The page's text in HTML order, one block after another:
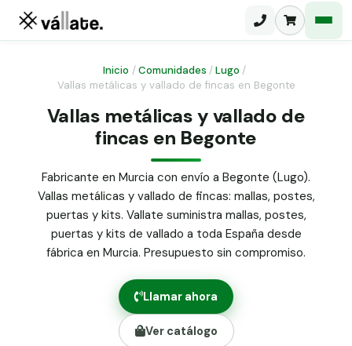
Malla ganadera
Malla simple torsión
Malla triple torsión
Panel malla H.
Puerta abatible dos hojas
Puerta acceso peatonal
Poste malla Hércules
Poste malla simple torsión
Alambre de espino galvanizado
Alambre liso galvanizado
Malla ocultación 70 g/m² verde
Abrazadera PVC malla H.
Inicio /Comunidades /Lugo /
Vallas metálicas y vallado de fincas en Begonte
Vallas metálicas y vallado de
fincas en Begonte
Fabricante en Murcia con envío a Begonte (Lugo).
Vallas metálicas y vallado de fincas: mallas, postes,
puertas y kits. Vallate suministra mallas, postes,
puertas y kits de vallado a toda España desde
fábrica en Murcia. Presupuesto sin compromiso.
Llamar ahora
Ver catálogo